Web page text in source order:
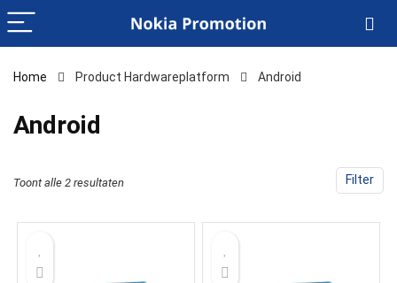
Home Product Hardwareplatform ‎Android
‎Android
Filter
Toont alle 2 resultaten